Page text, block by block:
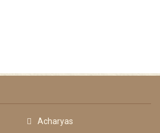
Acharyas